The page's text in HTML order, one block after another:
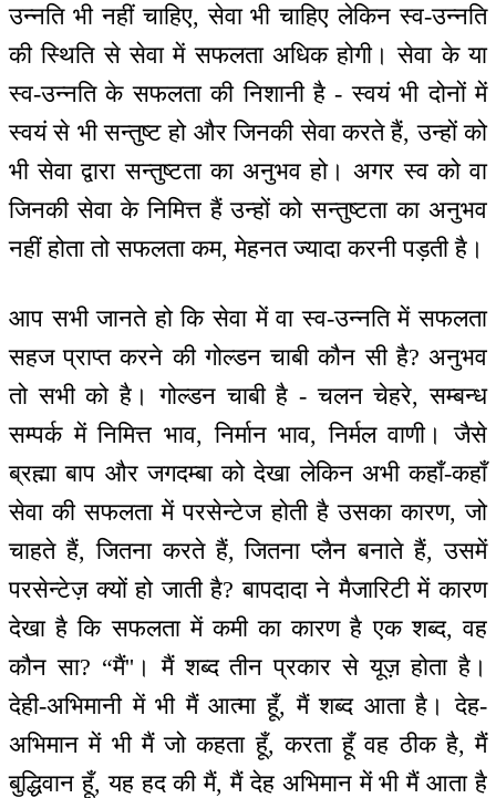
उन्नति भी नहीं चाहिए, सेवा भी चाहिए लेकिन स्व-उन्नति
की स्थिति से सेवा में सफलता अधिक होगी। सेवा के या
स्व-उन्नति के सफलता की निशानी है - स्वयं भी दोनों में
स्वयं से भी सन्तुष्ट हो और जिनकी सेवा करते हैं, उन्हों को
भी सेवा द्वारा सन्तुष्टता का अनुभव हो। अगर स्व को वा
जिनकी सेवा के निमित्त हैं उन्हों को सन्तुष्टता का अनुभव
नहीं होता तो सफलता कम, मेहनत ज्यादा करनी पड़ती है।
आप सभी जानते हो कि सेवा में वा स्व-उन्नति में सफलता
सहज प्राप्त करने की गोल्डन चाबी कौन सी है? अनुभव
तो सभी को है। गोल्डन चाबी है - चलन चेहरे, सम्बन्ध
सम्पर्क में निमित्त भाव, निर्मान भाव, निर्मल वाणी। जैसे
ब्रह्मा बाप और जगदम्बा को देखा लेकिन अभी कहाँ-कहाँ
सेवा की सफलता में परसेन्टेज होती है उसका कारण, जो
चाहते हैं, जितना करते हैं, जितना प्लैन बनाते हैं, उसमें
परसेन्टेज़ क्यों हो जाती है? बापदादा ने मैजारिटी में कारण
देखा है कि सफलता में कमी का कारण है एक शब्द, वह
कौन सा? “मैं''। मैं शब्द तीन प्रकार से यूज़ होता है।
देही-अभिमानी में भी मैं आत्मा हूँ, मैं शब्द आता है। देह-
अभिमान में भी मैं जो कहता हूँ, करता हूँ वह ठीक है, मैं
बुद्धिवान हूँ, यह हद की मैं, मैं देह अभिमान में भी मैं आता है